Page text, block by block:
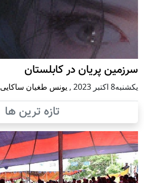
سرزمین پریان در کابلستان
يكشنبه8 اكتبر 2023 , یونس طغیان ساکایی
تازه ترین ها